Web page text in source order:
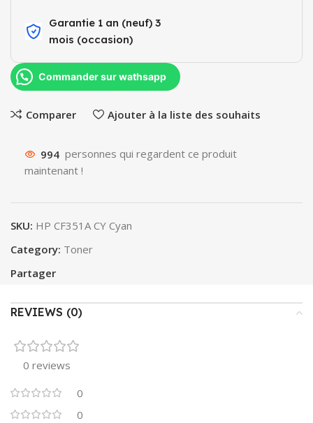
Garantie 1 an (neuf) 3
mois (occasion)​
Commander sur wathsapp
Comparer Ajouter à la liste des souhaits
994 personnes qui regardent ce produit
maintenant !
SKU: HP CF351A CY Cyan
Category: Toner
Partager
REVIEWS (0)
0 reviews
0
0